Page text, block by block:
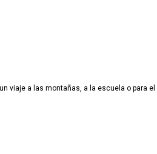
viaje a las montañas, a la escuela o para